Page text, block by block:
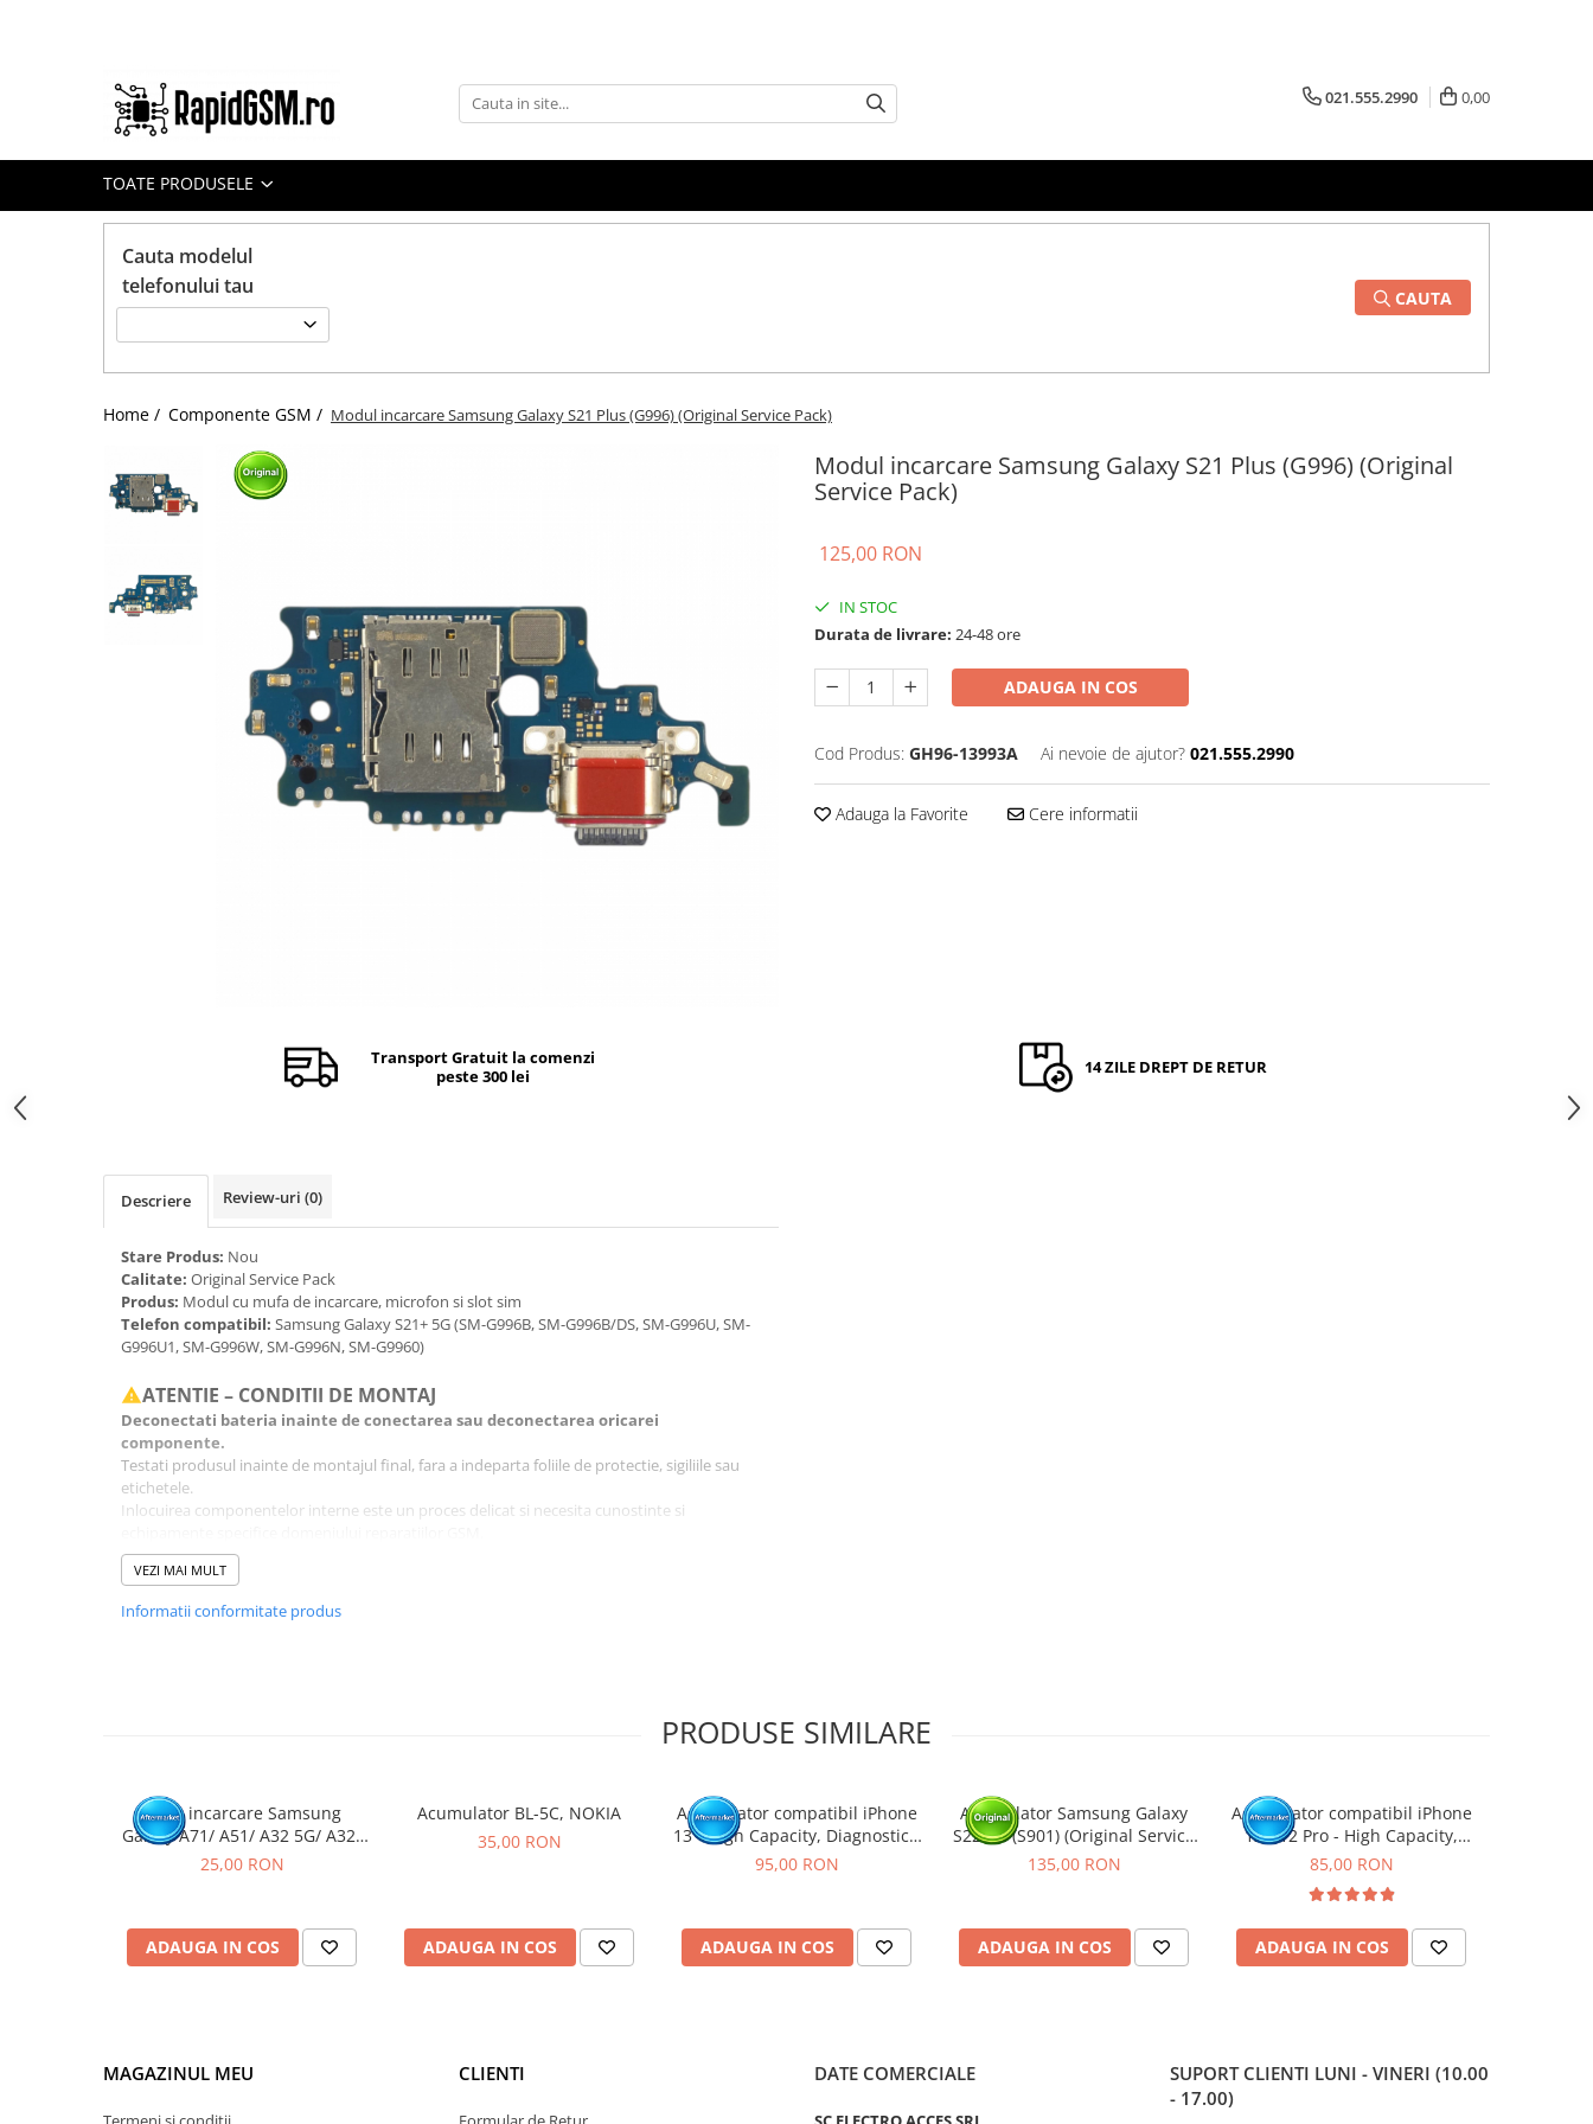
Ecrane Samsung
seria A
Ecrane iPhone
Ecrane Xiaomi / Redmi
Ecrane Motorola
Ecrane Oppo / Realme
Carcase si capace
Suruburi si adezivi
Piese din dezmembrari (SWAP)
Scule Service GSM
021.555.2990 0,00
TOATE PRODUSELE
Cauta modelul
telefonului tau
CAUTA
Home / Componente GSM / Modul incarcare Samsung Galaxy S21 Plus (G996) (Original Service Pack)
Modul incarcare Samsung Galaxy S21 Plus (G996) (Original
Service Pack)
125,00 RON
IN STOC
Durata de livrare: 24-48 ore
ADAUGA IN COS
Cod Produs: GH96-13993A Ai nevoie de ajutor? 021.555.2990
Adauga la Favorite Cere informatii
Transport Gratuit la comenzi
peste 300 lei
14 ZILE DREPT DE RETUR
Descriere Review-uri (0)
Stare Produs: Nou
Calitate: Original Service Pack
Produs: Modul cu mufa de incarcare, microfon si slot sim
Telefon compatibil: Samsung Galaxy S21+ 5G (SM-G996B, SM-G996B/DS, SM-G996U, SM-
G996U1, SM-G996W, SM-G996N, SM-G9960)
ATENTIE – CONDITII DE MONTAJ
Deconectati bateria inainte de conectarea sau deconectarea oricarei
componente.
Testati produsul inainte de montajul final, fara a indeparta foliile de protectie, sigiliile sau
etichetele.
Inlocuirea componentelor interne este un proces delicat si necesita cunostinte si
Se recomanda montajul intr-un service specializat.
GARANTIE
VEZI MAI MULT
Informatii conformitate produs
PRODUSE SIMILARE
Mufa incarcare Samsung
Galaxy A71/ A51/ A32 5G/ A32/
A70/ A50/ A31/ A30S/ A41/
A12/ A13 5G/ A21S / A14 5G-
Pachet 10 buc
25,00 RON
ADAUGA IN COS
Acumulator BL-5C, NOKIA
35,00 RON
ADAUGA IN COS
Acumulator compatibil iPhone
13 - High Capacity, Diagnostic -
Sanatate 100%
95,00 RON
ADAUGA IN COS
Acumulator Samsung Galaxy
S22 5G (S901) (Original Service
Pack)
135,00 RON
ADAUGA IN COS
Acumulator compatibil iPhone
12 / 12 Pro - High Capacity,
Diagnostic - Sanatate 100%
85,00 RON
ADAUGA IN COS
MAGAZINUL MEU CLIENTI DATE COMERCIALE SUPORT CLIENTI LUNI - VINERI (10.00
- 17.00)